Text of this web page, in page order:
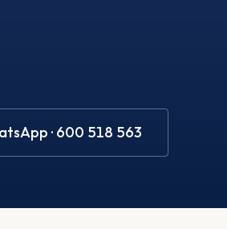
· 600 518 563